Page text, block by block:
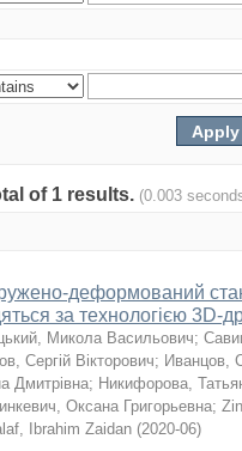
of 1 results. (0.003
деформований
за технологією 3D-
Микола Васильович;
Сергій Вікторович; Иванцов,
Дмитрівна; Никифорова,
Оксана Григорьевна;
Ibrahim Zaidan (2020-06)